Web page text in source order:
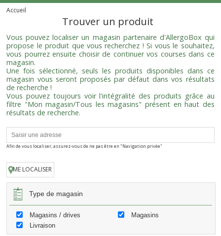
Accueil
Trouver un produit
Vous pouvez localiser un magasin partenaire d'AllergoBox qui
propose le produit que vous recherchez ! Si vous le souhaitez,
vous pourrez ensuite choisir de continuer vos courses dans ce
magasin.
Une fois sélectionné, seuls les produits disponibles dans ce
magasin vous seront proposés par défaut dans vos résultats
de recherche !
Vous pouvez toujours voir l'intégralité des produits grâce au
filtre "Mon magasin/Tous les magasins" présent en haut des
résultats de recherche.
Afin de vous localiser, assurez-vous de ne pas être en "Navigation privée"
ME LOCALISER
Type de magasin
Magasins / drives
Magasins
Livraison